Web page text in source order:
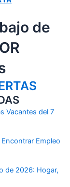
de
Vacantes del 7
Empleo
de 2026: Hogar,